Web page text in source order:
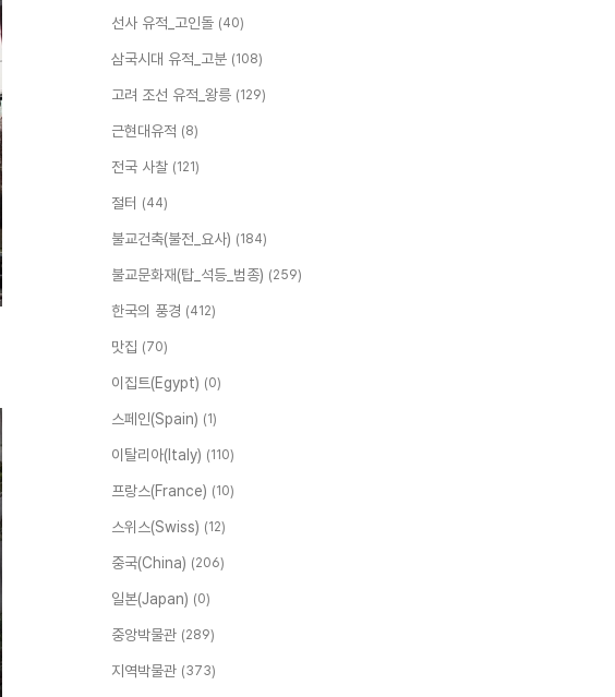
선사 유적_고인돌 (40)
삼국시대 유적_고분 (108)
고려 조선 유적_왕릉 (129)
근현대유적 (8)
전국 사찰 (121)
절터 (44)
불교건축(불전_요사) (184)
불교문화재(탑_석등_범종) (259)
한국의 풍경 (412)
맛집 (70)
이집트(Egypt) (0)
스페인(Spain) (1)
이탈리아(Italy) (110)
프랑스(France) (10)
스위스(Swiss) (12)
중국(China) (206)
일본(Japan) (0)
중앙박물관 (289)
지역박물관 (373)